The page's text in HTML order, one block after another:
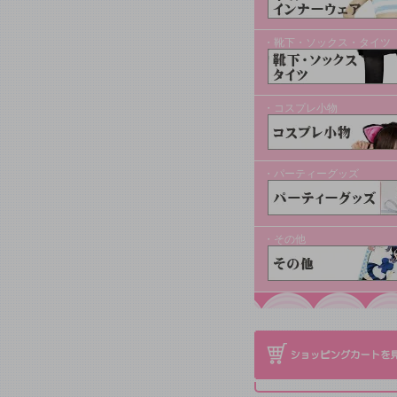
・靴下・ソックス・タイツ
・コスプレ小物
・パーティーグッズ
・その他